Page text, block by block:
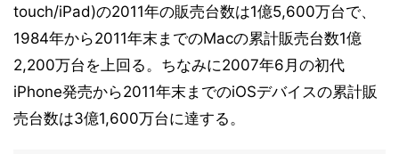
touch/iPad)の2011年の販売台数は1億5,600万台で、
1984年から2011年末までのMacの累計販売台数1億
2,200万台を上回る。ちなみに2007年6月の初代
iPhone発売から2011年末までのiOSデバイスの累計販
売台数は3億1,600万台に達する。